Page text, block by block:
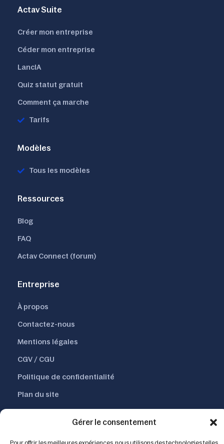
Gérer le consentement
Actav Suite
Créer mon entreprise
Céder mon entreprise
LancIA
Quiz statut gratuit
Comment ça marche
Tarifs
Modèles
Tous les modèles
Ressources
Blog
FAQ
Actav Connect (forum)
Entreprise
À propos
Contactez-nous
Mentions légales
CGV / CGU
Politique de confidentialité
Plan du site